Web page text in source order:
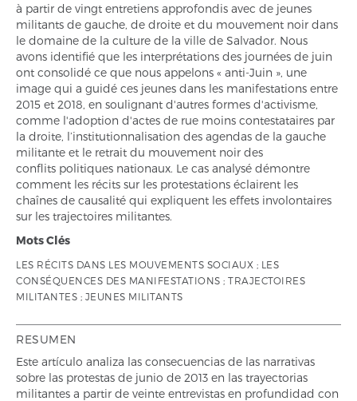
à partir de vingt entretiens approfondis avec de jeunes
militants de gauche, de droite et du mouvement noir dans
le domaine de la culture de la ville de Salvador. Nous
avons identifié que les interprétations des journées de juin
ont consolidé ce que nous appelons « anti-Juin », une
image qui a guidé ces jeunes dans les manifestations entre
2015 et 2018, en soulignant d'autres formes d'activisme,
comme l'adoption d'actes de rue moins contestataires par
la droite, l’institutionnalisation des agendas de la gauche
militante et le retrait du mouvement noir des
conflits politiques nationaux. Le cas analysé démontre
comment les récits sur les protestations éclairent les
chaînes de causalité qui expliquent les effets involontaires
sur les trajectoires militantes.
Mots Clés
LES RÉCITS DANS LES MOUVEMENTS SOCIAUX ; LES
CONSÉQUENCES DES MANIFESTATIONS ; TRAJECTOIRES
MILITANTES ; JEUNES MILITANTS
RESUMEN
Este artículo analiza las consecuencias de las narrativas
sobre las protestas de junio de 2013 en las trayectorias
militantes a partir de veinte entrevistas en profundidad con